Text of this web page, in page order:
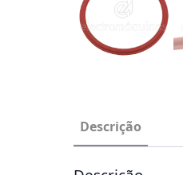
Descrição